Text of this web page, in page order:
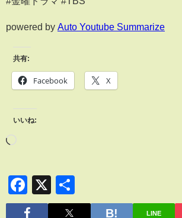
powered by Auto Youtube Summarize
共有:
Facebook X
いいね:
Facebook
X
有
LINE